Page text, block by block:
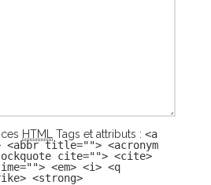
HTML Tags et attributs : <a
title=""> <acronym
cite=""> <cite>
<em> <i> <q
<strong>